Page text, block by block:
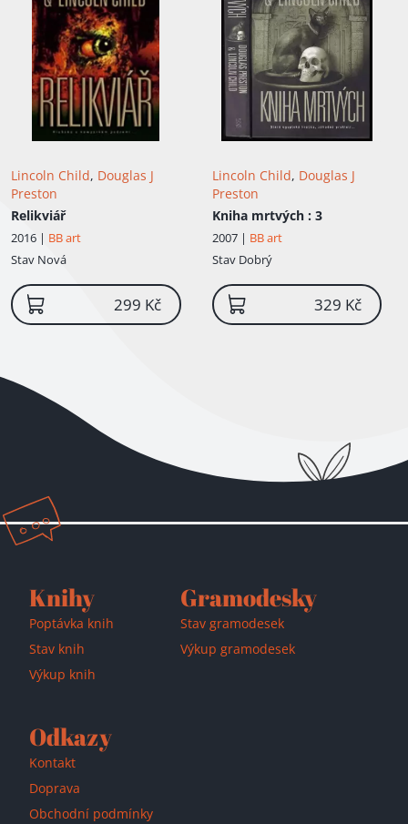
Lincoln Child, Douglas J
Preston
Relikviář
2016 | BB art
Stav Nová
299 Kč
Lincoln Child, Douglas J
Preston
Kniha mrtvých : 3
2007 | BB art
Stav Dobrý
329 Kč
Knihy
Poptávka knih
Stav knih
Výkup knih
Gramodesky
Stav gramodesek
Výkup gramodesek
Odkazy
Kontakt
Doprava
Obchodní podmínky